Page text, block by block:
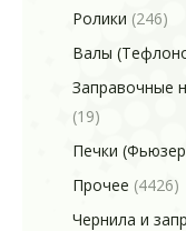
Ролики (246)
Валы
Заправочные
(19)
Печки
Прочее (4426)
Чернила и